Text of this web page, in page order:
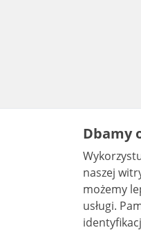
Dbamy
naszej
możemy
usługi. Pamiętaj, że informacje przechowywane w plikach cookie mogą pozwalać na